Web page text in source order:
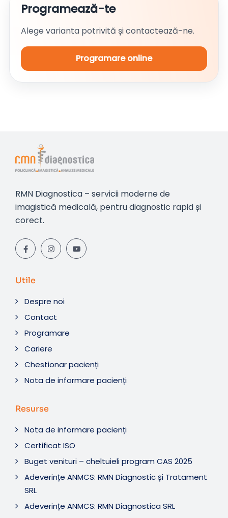
Programează-te
Alege varianta potrivită și contactează-ne.
Programare online
RMN Diagnostica – servicii moderne de
imagistică medicală, pentru diagnostic rapid și
corect.
Utile
Despre noi
Contact
Programare
Cariere
Chestionar pacienți
Nota de informare pacienți
Resurse
Nota de informare pacienți
Certificat ISO
Buget venituri – cheltuieli program CAS 2025
Adeverințe ANMCS: RMN Diagnostic și Tratament
SRL
Adeverințe ANMCS: RMN Diagnostica SRL